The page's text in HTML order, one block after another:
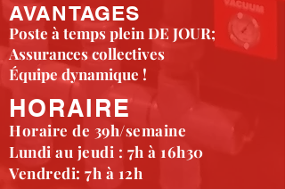
HORAIRE
AVANTAGES
Poste à temps plein DE JOUR;
Assurances collectives
Équipe dynamique !
Horaire de 39h/semaine
Lundi au jeudi : 7h à 16h30
Vendredi: 7h à 12h